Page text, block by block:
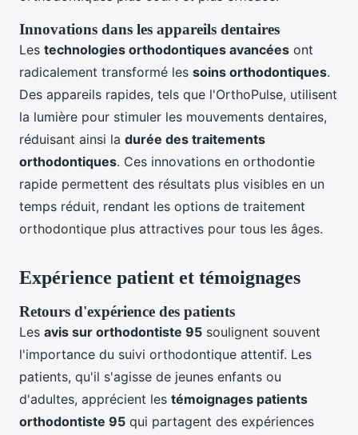
Innovations dans les appareils dentaires
Les technologies orthodontiques avancées ont
radicalement transformé les soins orthodontiques.
Des appareils rapides, tels que l'OrthoPulse, utilisent
la lumière pour stimuler les mouvements dentaires,
réduisant ainsi la durée des traitements
orthodontiques. Ces innovations en orthodontie
rapide permettent des résultats plus visibles en un
temps réduit, rendant les options de traitement
orthodontique plus attractives pour tous les âges.
Expérience patient et témoignages
Retours d'expérience des patients
Les avis sur orthodontiste 95 soulignent souvent
l'importance du suivi orthodontique attentif. Les
patients, qu'il s'agisse de jeunes enfants ou
d'adultes, apprécient les témoignages patients
orthodontiste 95 qui partagent des expériences